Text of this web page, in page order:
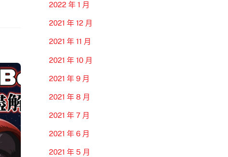
2022 年 1 月
2021 年 12 月
2021 年 11 月
2021 年 10 月
2021 年 9 月
2021 年 8 月
2021 年 7 月
2021 年 6 月
2021 年 5 月